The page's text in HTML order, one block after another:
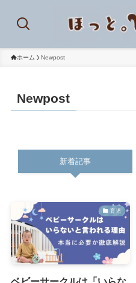
ホーム Newpost
Newpost
新着記事
育児